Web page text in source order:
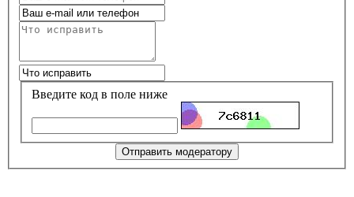
Введите код в поле ниже
Отправить модератору